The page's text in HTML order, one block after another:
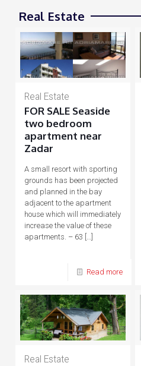
Real Estate
Real Estate
FOR SALE Seaside
two bedroom
apartment near
Zadar
A small resort with sporting
grounds has been projected
and planned in the bay
adjacent to the apartment
house which will immediately
increase the value of these
apartments. – 63 […]
Read more
Real Estate